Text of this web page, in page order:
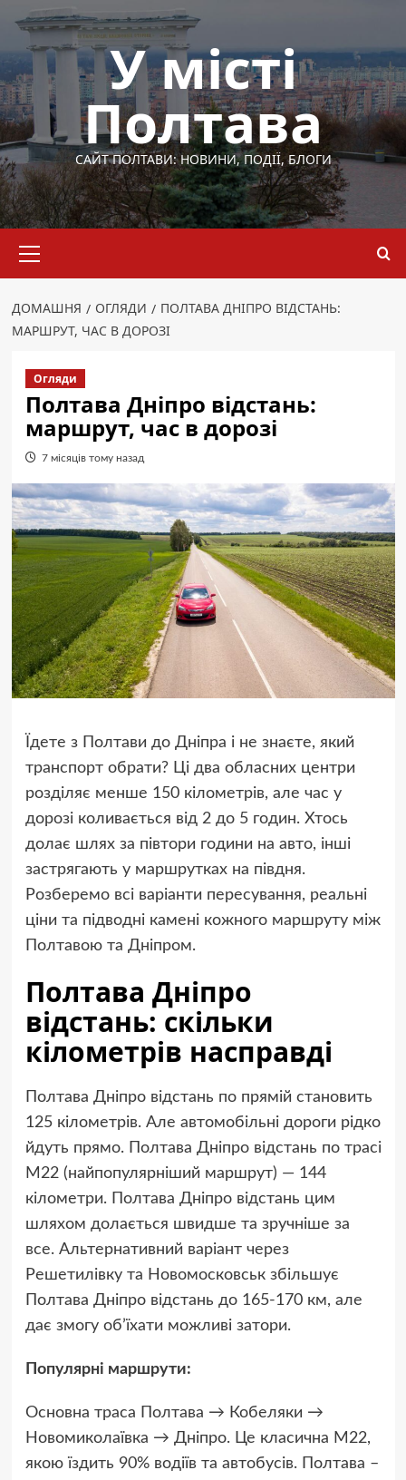
Перейти
вмісту
У місті
Полтава
САЙТ ПОЛТАВИ: НОВИНИ, ПОДІЇ, БЛОГИ
меню
ДОМАШНЯ ОГЛЯДИ
ПОЛТАВА ДНІПРО ВІДСТАНЬ:
МАРШРУТ, ЧАС В ДОРОЗІ
Огляди
Полтава Дніпро відстань:
маршрут, час в дорозі
7 місяців тому назад
Їдете з Полтави до Дніпра і не знаєте, який
транспорт обрати? Ці два обласних центри
розділяє менше 150 кілометрів, але час у
дорозі коливається від 2 до 5 годин. Хтось
долає шлях за півтори години на авто, інші
застрягають у маршрутках на півдня.
Розберемо всі варіанти пересування, реальні
ціни та підводні камені кожного маршруту між
Полтавою та Дніпром.
Полтава Дніпро
відстань: скільки
кілометрів насправді
Полтава Дніпро відстань по прямій становить
125 кілометрів. Але автомобільні дороги рідко
йдуть прямо. Полтава Дніпро відстань по трасі
М22 (найпопулярніший маршрут) — 144
кілометри. Полтава Дніпро відстань цим
шляхом долається швидше та зручніше за
все. Альтернативний варіант через
Решетилівку та Новомосковськ збільшує
Полтава Дніпро відстань до 165-170 км, але
дає змогу об’їхати можливі затори.
Популярні маршрути:
Основна траса Полтава → Кобеляки →
Новомиколаївка → Дніпро. Це класична М22,
якою їздить 90% водіїв та автобусів. Полтава –